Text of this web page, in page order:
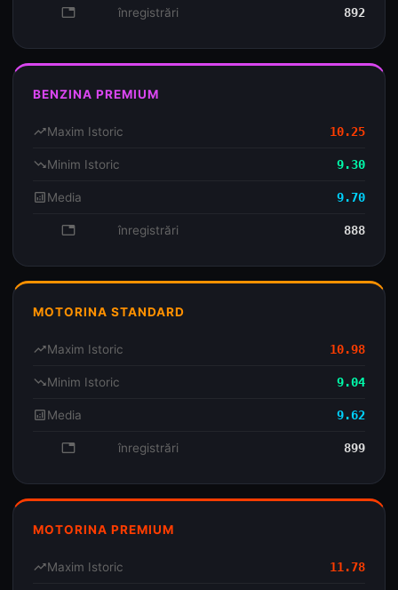
database înregistrări 892
BENZINA PREMIUM
trending_upMaxim Istoric 10.25
trending_downMinim Istoric 9.30
analyticsMedia 9.70
database înregistrări 888
MOTORINA STANDARD
trending_upMaxim Istoric 10.98
trending_downMinim Istoric 9.04
analyticsMedia 9.62
database înregistrări 899
MOTORINA PREMIUM
trending_upMaxim Istoric 11.78